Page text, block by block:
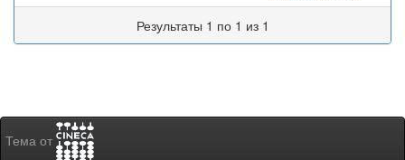
Результаты 1 по 1 из 1
Тема от